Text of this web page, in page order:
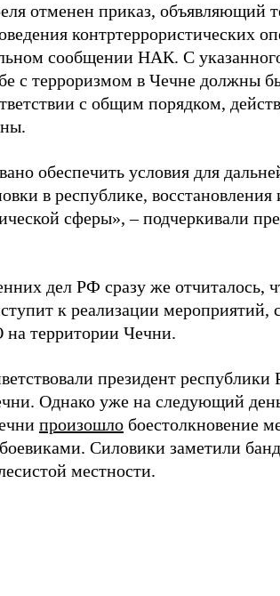
отменен приказ, объявляющий
контртеррористических
сообщении НАК. С
с терроризмом в Чечне должны
с общим порядком,
обеспечить условия для
в республике, восстановления
сферы», – подчеркивали
дел РФ сразу же отчиталось,
к реализации мероприятий,
территории Чечни.
президент республики
Однако уже на следующий
произошло боестолкновение
Силовики заметили
местности.